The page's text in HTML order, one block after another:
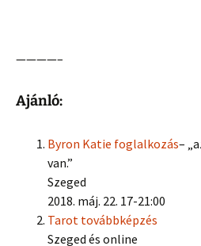
————–
Ajánló:
Byron Katie foglalkozás–
van.”
Szeged
2018. máj. 22. 17-21:00
Tarot továbbképzés
Szeged és online